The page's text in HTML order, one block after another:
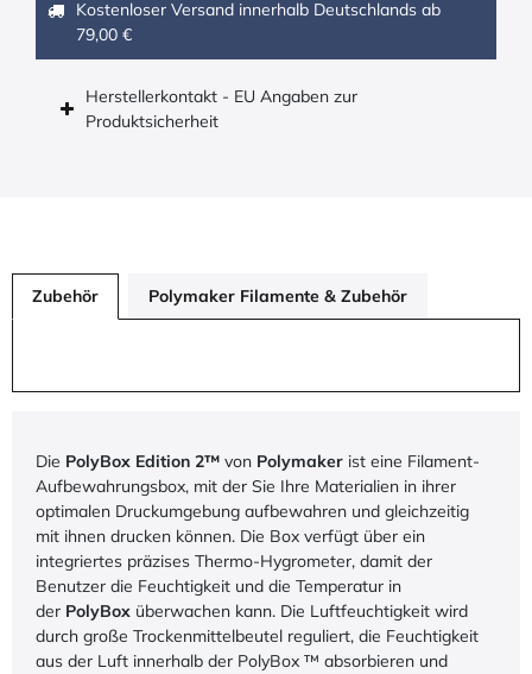
Kostenloser Versand innerhalb Deutschlands ab
79,00 €
Herstellerkontakt - EU Angaben zur
Produktsicherheit
Zubehör Polymaker Filamente & Zubehör
Die PolyBox Edition 2™ von Polymaker ist eine Filament-
Aufbewahrungsbox, mit der Sie Ihre Materialien in ihrer
optimalen Druckumgebung aufbewahren und gleichzeitig
mit ihnen drucken können. Die Box verfügt über ein
integriertes präzises Thermo-Hygrometer, damit der
Benutzer die Feuchtigkeit und die Temperatur in
der PolyBox überwachen kann. Die Luftfeuchtigkeit wird
durch große Trockenmittelbeutel reguliert, die Feuchtigkeit
aus der Luft innerhalb der PolyBox ™ absorbieren und